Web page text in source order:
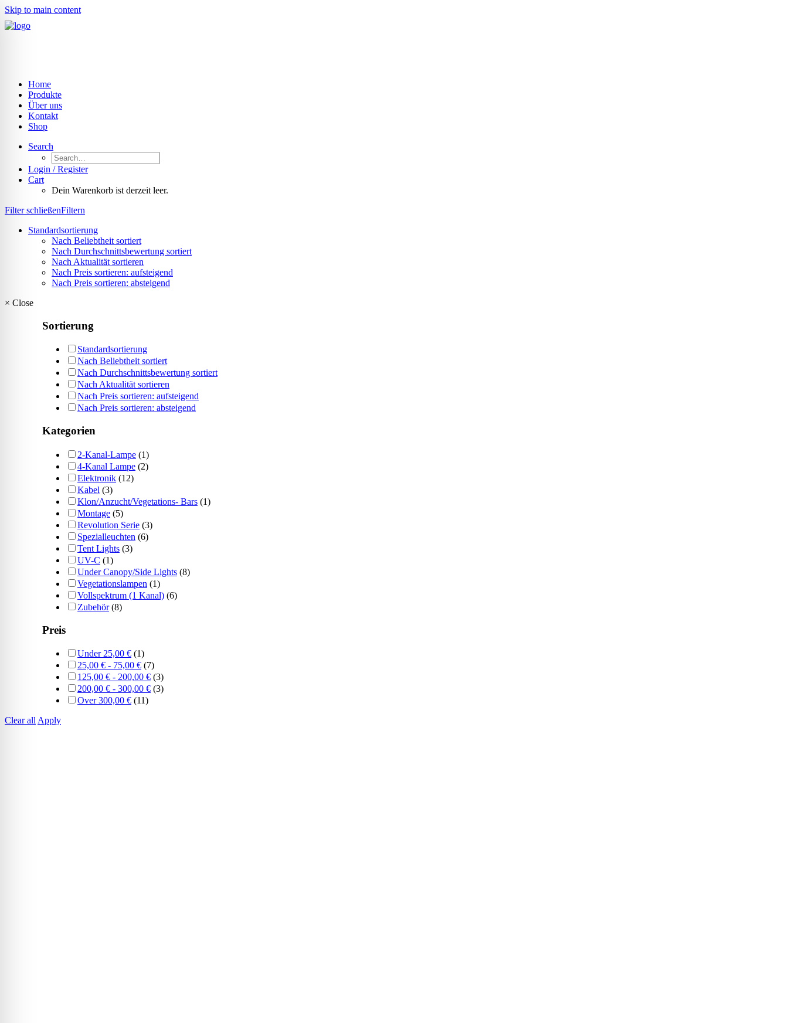
Skip to main content
Home
Produkte
Über uns
Kontakt
Shop
Search
Login / Register
Cart
Dein Warenkorb ist derzeit leer.
Filter schließenFiltern
Standardsortierung
Nach Beliebtheit sortiert
Nach Durchschnittsbewertung sortiert
Nach Aktualität sortieren
Nach Preis sortieren: aufsteigend
Nach Preis sortieren: absteigend
× Close
Sortierung
Standardsortierung
Nach Beliebtheit sortiert
Nach Durchschnittsbewertung sortiert
Nach Aktualität sortieren
Nach Preis sortieren: aufsteigend
Nach Preis sortieren: absteigend
Kategorien
2-Kanal-Lampe (1)
4-Kanal Lampe (2)
Elektronik (12)
Kabel (3)
Klon/Anzucht/Vegetations- Bars (1)
Montage (5)
Revolution Serie (3)
Spezialleuchten (6)
Tent Lights (3)
UV-C (1)
Under Canopy/Side Lights (8)
Vegetationslampen (1)
Vollspektrum (1 Kanal) (6)
Zubehör (8)
Preis
Under 25,00 € (1)
25,00 € - 75,00 € (7)
125,00 € - 200,00 € (3)
200,00 € - 300,00 € (3)
Over300,00 € (11)
Clear all Apply